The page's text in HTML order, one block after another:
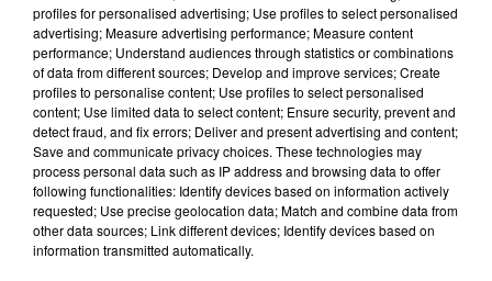
Transport scolaires : Les élus de
Gevrey Chambertin rappellent
Sauvadet à l'ordre
Alors que Conseil Départemental et
parents d'élèves cherchent une
solution depuis plusieurs mois pour
profiles for personalised advertising; Use profiles to select personalised
advertising; Measure advertising performance; Measure content
performance; Understand audiences through statistics or combinations
of data from different sources; Develop and improve services; Create
profiles to personalise content; Use profiles to select personalised
content; Use limited data to select content; Ensure security, prevent and
detect fraud, and fix errors; Deliver and present advertising and content;
Save and communicate privacy choices. These technologies may
process personal data such as IP address and browsing data to offer
following functionalities: Identify devices based on information actively
requested; Use precise geolocation data; Match and combine data from
other data sources; Link different devices; Identify devices based on
information transmitted automatically.